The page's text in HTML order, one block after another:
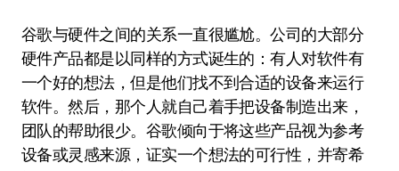
谷歌与硬件之间的关系一直很尴尬。公司的大部分
硬件产品都是以同样的方式诞生的：有人对软件有
一个好的想法，但是他们找不到合适的设备来运行
软件。然后，那个人就自己着手把设备制造出来，
团队的帮助很少。谷歌倾向于将这些产品视为参考
设备或灵感来源，证实一个想法的可行性，并寄希